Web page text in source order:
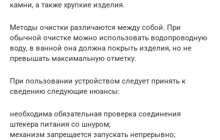
камни, а также хрупкие изделия.
Методы очистки различаются между собой. При
обычной очистке можно использовать водопроводную
воду, в ванной она должна покрыть изделия, но не
превышать максимальную отметку.
При пользовании устройством следует принять к
сведению следующие нюансы:
необходима обязательная проверка соединения
штекера питания со шнуром;
механизм запрещается запускать непрерывно;